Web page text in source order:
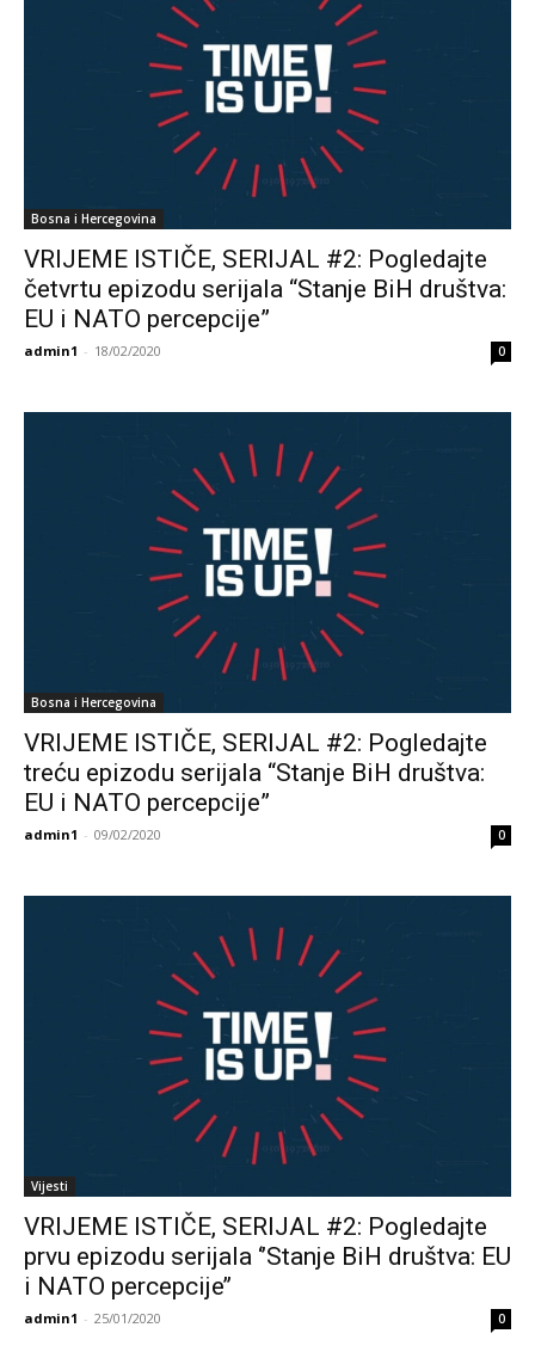
Bosna i Hercegovina
VRIJEME ISTIČE, SERIJAL #2: Pogledajte
četvrtu epizodu serijala “Stanje BiH društva:
EU i NATO percepcije”
admin1 - 18/02/2020 0
Bosna i Hercegovina
VRIJEME ISTIČE, SERIJAL #2: Pogledajte
treću epizodu serijala “Stanje BiH društva:
EU i NATO percepcije”
admin1 - 09/02/2020 0
Vijesti
VRIJEME ISTIČE, SERIJAL #2: Pogledajte
prvu epizodu serijala ‘’Stanje BiH društva: EU
i NATO percepcije’’
admin1 - 25/01/2020 0